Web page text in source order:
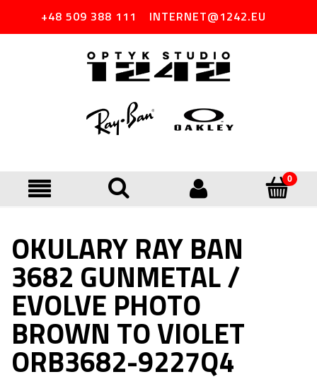
+48 509 388 111 INTERNET@1242.EU
OKULARY RAY BAN
3682 GUNMETAL /
EVOLVE PHOTO
BROWN TO VIOLET
ORB3682-9227Q4